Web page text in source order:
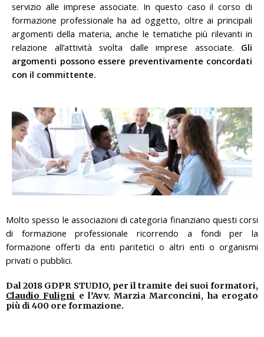
servizio alle imprese associate. In questo caso il corso di
formazione professionale ha ad oggetto, oltre ai principali
argomenti della materia, anche le tematiche più rilevanti in
relazione all’attività svolta dalle imprese associate. Gli
argomenti possono essere preventivamente concordati
con il committente.
Molto spesso le associazioni di categoria finanziano questi corsi
di formazione professionale ricorrendo a fondi per la
formazione offerti da enti paritetici o altri enti o organismi
privati o pubblici.
Dal 2018 GDPR STUDIO, per il tramite dei suoi formatori,
Claudio Fuligni e l’Avv. Marzia Marconcini, ha erogato
più di 400 ore formazione.